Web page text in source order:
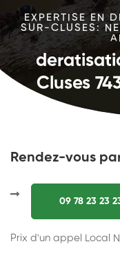
EXPERTISE EN
SUR-CLUSES:
Cluses
Rendez-vous
09 78 23 23
Prix d'un appel Local